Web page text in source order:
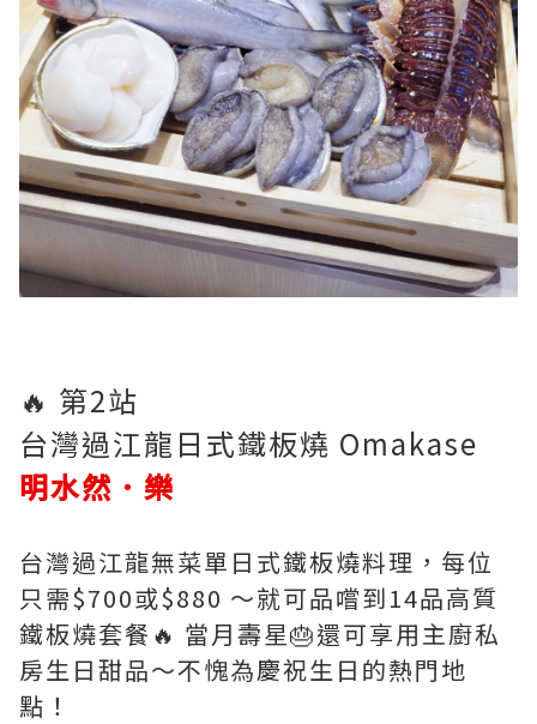
🔥 第2站
台灣過江龍日式鐵板燒 Omakase
明水然．樂
台灣過江龍無菜單日式鐵板燒料理，每位
只需$700或$880 ～就可品嚐到14品高質
鐵板燒套餐🔥 當月壽星🎂還可享用主廚私
房生日甜品～不愧為慶祝生日的熱門地
點！